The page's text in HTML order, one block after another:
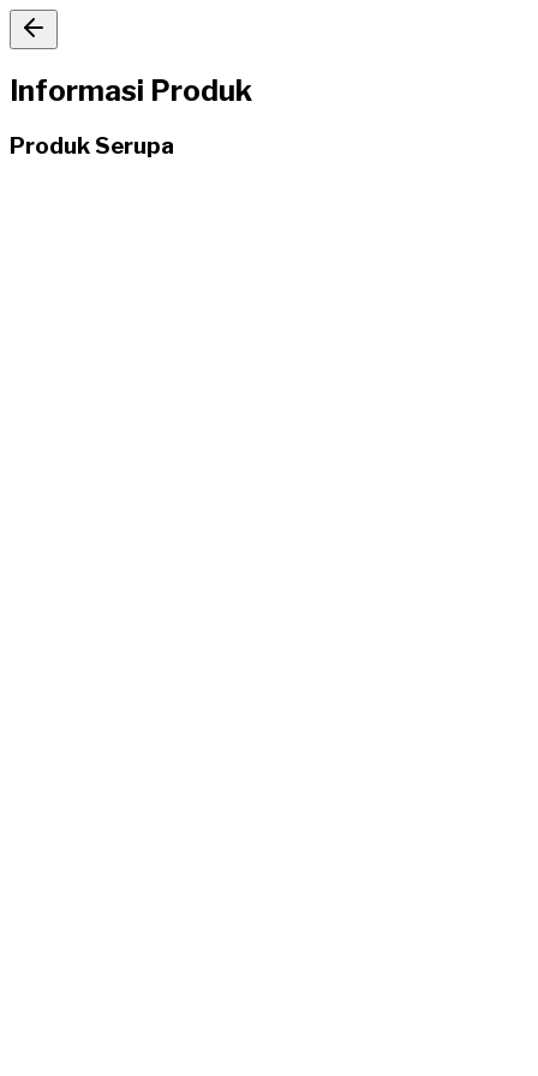
Informasi Produk
Produk Serupa